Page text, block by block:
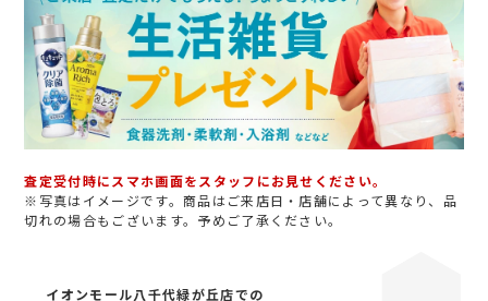
査定受付時にスマホ画面をスタッフにお見せください。
※写真はイメージです。商品はご来店日・店舗によって異なり、品
切れの場合もございます。予めご了承ください。
イオンモール八千代緑が丘店での